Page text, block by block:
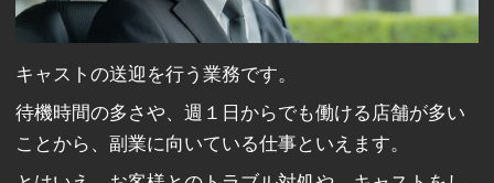
キャストの送迎を行う業務です。
待機時間の多さや、週１日からでも働ける店舗が多い
ことから、副業に向いている仕事といえます。